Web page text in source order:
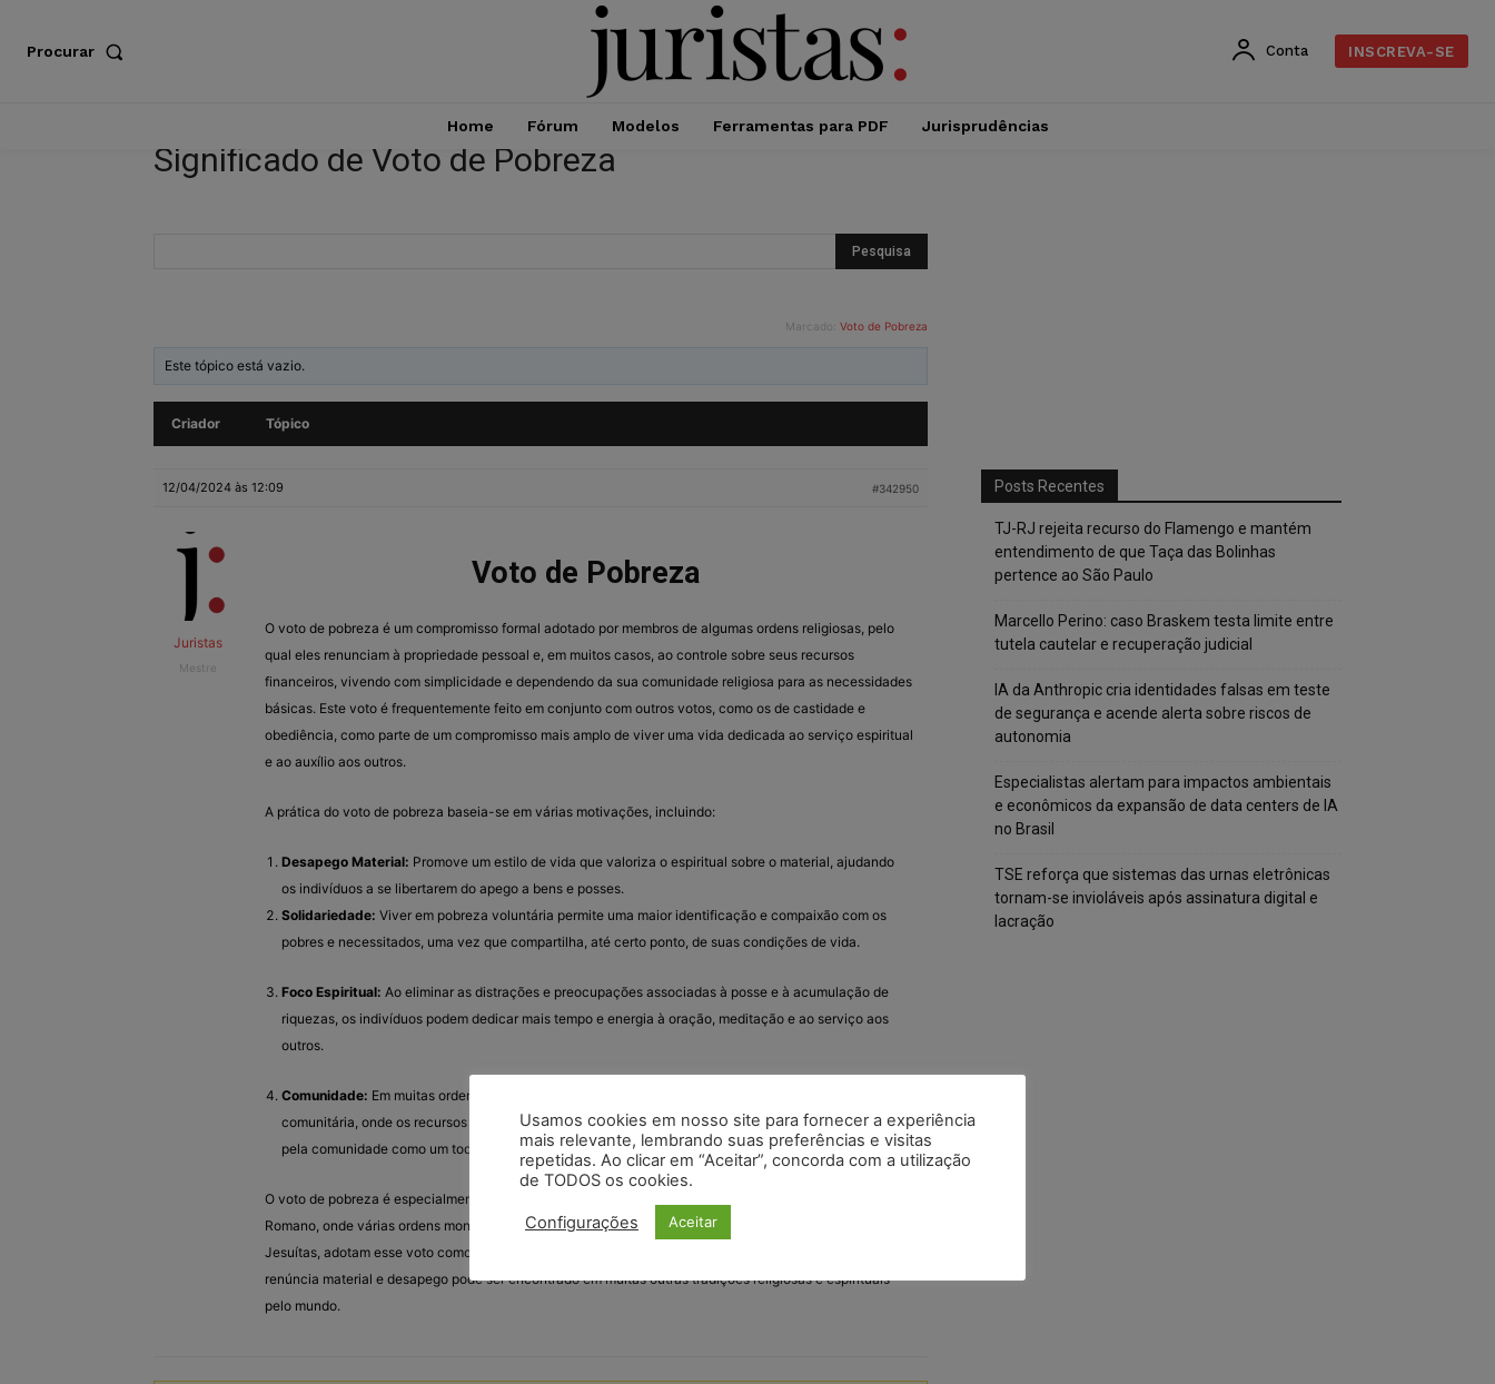
Procurar Conta INSCREVA-SE
Home Fórum Modelos Ferramentas para PDF Jurisprudências
Significado de Voto de Pobreza
Marcado: Voto de Pobreza
Este tópico está vazio.
Criador Tópico
12/04/2024 às 12:09 #342950
Juristas
Mestre
Voto de Pobreza
O voto de pobreza é um compromisso formal adotado por membros de algumas ordens religiosas, pelo
qual eles renunciam à propriedade pessoal e, em muitos casos, ao controle sobre seus recursos
financeiros, vivendo com simplicidade e dependendo da sua comunidade religiosa para as necessidades
básicas. Este voto é frequentemente feito em conjunto com outros votos, como os de castidade e
obediência, como parte de um compromisso mais amplo de viver uma vida dedicada ao serviço espiritual
e ao auxílio aos outros.
A prática do voto de pobreza baseia-se em várias motivações, incluindo:
Desapego Material: Promove um estilo de vida que valoriza o espiritual sobre o material, ajudando
os indivíduos a se libertarem do apego a bens e posses.
Solidariedade: Viver em pobreza voluntária permite uma maior identificação e compaixão com os
pobres e necessitados, uma vez que compartilha, até certo ponto, de suas condições de vida.
Foco Espiritual: Ao eliminar as distrações e preocupações associadas à posse e à acumulação de
riquezas, os indivíduos podem dedicar mais tempo e energia à oração, meditação e ao serviço aos
outros.
Comunidade: Em muitas ordens religiosas, o voto de pobreza também implica uma vida
comunitária, onde os recursos são compartilhados e as necessidades dos membros são atendidas
pela comunidade como um todo.
O voto de pobreza é especialmente associado ao Cristianismo, particularmente dentro do Catolicismo
Romano, onde várias ordens monásticas e mendicantes, como os Franciscanos, Dominicanos, e
Jesuítas, adotam esse voto como parte central de seu modo de vida religioso. No entanto, o conceito de
renúncia material e desapego pode ser encontrado em muitas outras tradições religiosas e espirituais
pelo mundo.
Posts Recentes
TJ-RJ rejeita recurso do Flamengo e mantém
entendimento de que Taça das Bolinhas
pertence ao São Paulo
Marcello Perino: caso Braskem testa limite entre
tutela cautelar e recuperação judicial
IA da Anthropic cria identidades falsas em teste
de segurança e acende alerta sobre riscos de
autonomia
Especialistas alertam para impactos ambientais
e econômicos da expansão de data centers de IA
no Brasil
TSE reforça que sistemas das urnas eletrônicas
tornam-se invioláveis após assinatura digital e
lacração
Usamos cookies em nosso site para fornecer a experiência
mais relevante, lembrando suas preferências e visitas
repetidas. Ao clicar em “Aceitar”, concorda com a utilização
de TODOS os cookies.
Configurações Aceitar